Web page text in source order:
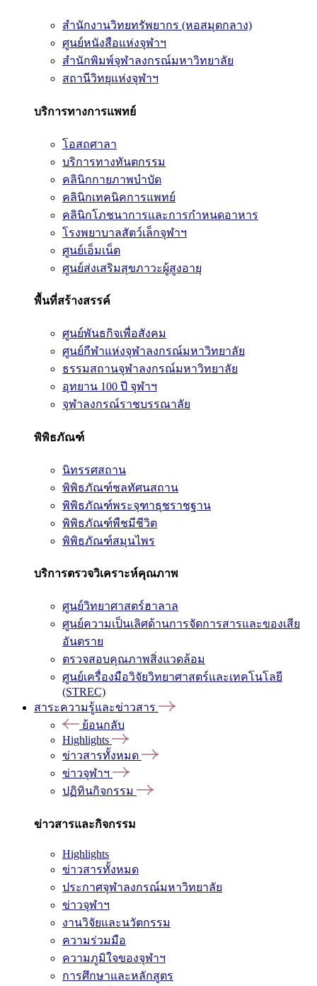
สำนักงานวิทยทรัพยากร (หอสมุดกลาง)
ศูนย์หนังสือแห่งจุฬาฯ
สำนักพิมพ์จุฬาลงกรณ์มหาวิทยาลัย
สถานีวิทยุแห่งจุฬาฯ
บริการทางการแพทย์
โอสถศาลา
บริการทางทันตกรรม
คลินิกกายภาพบำบัด
คลินิกเทคนิคการแพทย์
คลินิกโภชนาการและการกำหนดอาหาร
โรงพยาบาลสัตว์เล็กจุฬาฯ
ศูนย์เอ็มเน็ต
ศูนย์ส่งเสริมสุขภาวะผู้สูงอายุ
พื้นที่สร้างสรรค์
ศูนย์พันธกิจเพื่อสังคม
ศูนย์กีฬาแห่งจุฬาลงกรณ์มหาวิทยาลัย
ธรรมสถานจุฬาลงกรณ์มหาวิทยาลัย
อุทยาน 100 ปี จุฬาฯ
จุฬาลงกรณ์ราชบรรณาลัย
พิพิธภัณฑ์
นิทรรศสถาน
พิพิธภัณฑ์ชลทัศนสถาน
พิพิธภัณฑ์พระจุฑาธุชราชฐาน
พิพิธภัณฑ์พืชมีชีวิต
พิพิธภัณฑ์สมุนไพร
บริการตรวจวิเคราะห์คุณภาพ
ศูนย์วิทยาศาสตร์ฮาลาล
ศูนย์ความเป็นเลิศด้านการจัดการสารและของเสีย
อันตราย
ตรวจสอบคุณภาพสิ่งแวดล้อม
ศูนย์เครื่องมือวิจัยวิทยาศาสตร์และเทคโนโลยี
(STREC)
สาระความรู้และข่าวสาร
ย้อนกลับ
Highlights
ข่าวสารทั้งหมด
ข่าวจุฬาฯ
ปฏิทินกิจกรรม
ข่าวสารและกิจกรรม
Highlights
ข่าวสารทั้งหมด
ประกาศจุฬาลงกรณ์มหาวิทยาลัย
ข่าวจุฬาฯ
งานวิจัยและนวัตกรรม
ความร่วมมือ
ความภูมิใจของจุฬาฯ
การศึกษาและหลักสูตร